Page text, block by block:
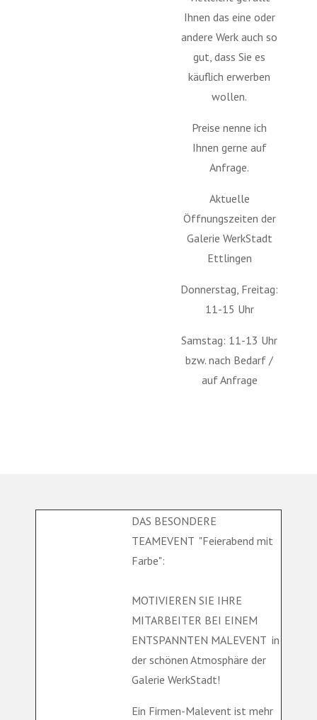
Ihnen das eine oder
andere Werk auch so
gut, dass Sie es
käuflich erwerben
wollen.
Preise nenne ich
Ihnen gerne auf
Anfrage.
Aktuelle
Öffnungszeiten der
Galerie WerkStadt
Ettlingen
Donnerstag, Freitag:
11-15 Uhr
Samstag: 11-13 Uhr
bzw. nach Bedarf /
auf Anfrage
DAS BESONDERE
TEAMEVENT "Feierabend mit
Farbe":
MOTIVIEREN SIE IHRE
MITARBEITER BEI EINEM
ENTSPANNTEN MALEVENT in
der schönen Atmosphäre der
Galerie WerkStadt!
Ein Firmen-Malevent ist mehr